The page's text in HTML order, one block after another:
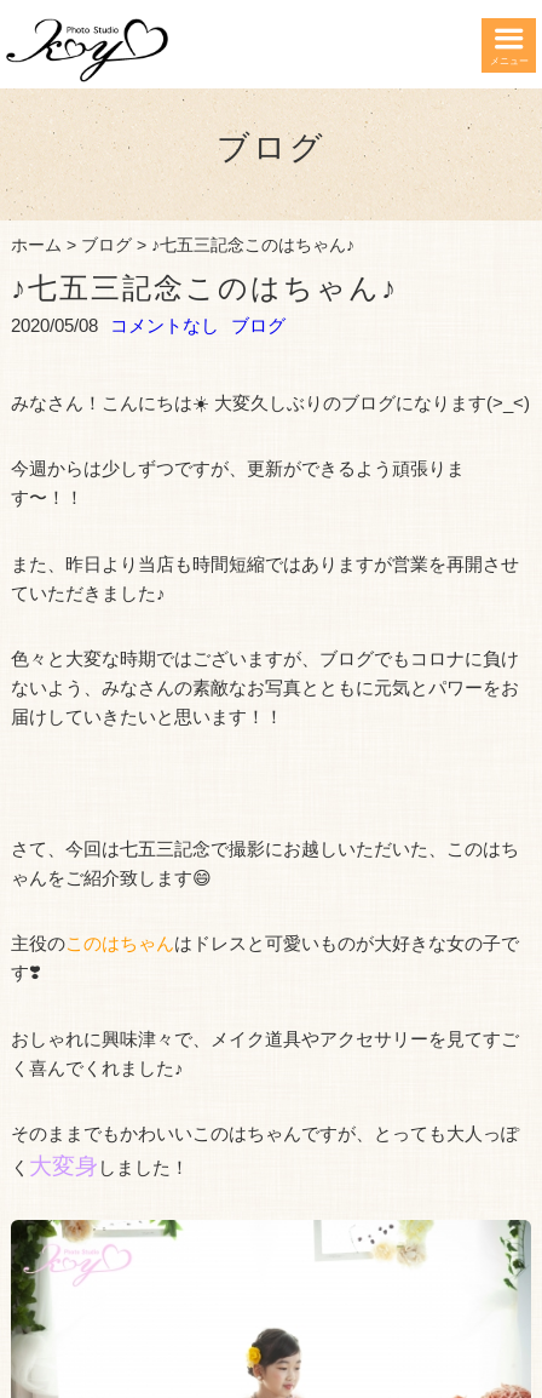
メニュー
ブログ
ホーム > ブログ> ♪七五三記念このはちゃん♪
♪七五三記念このはちゃん♪
2020/05/08 コメントなし ブログ
みなさん！こんにちは☀️ 大変久しぶりのブログになります(>_<)
今週からは少しずつですが、更新ができるよう頑張りま
す〜！！
また、昨日より当店も時間短縮ではありますが営業を再開させ
ていただきました♪
色々と大変な時期ではございますが、ブログでもコロナに負け
ないよう、みなさんの素敵なお写真とともに元気とパワーをお
届けしていきたいと思います！！
さて、今回は七五三記念で撮影にお越しいただいた、このはち
ゃんをご紹介致します😄
主役のこのはちゃんはドレスと可愛いものが大好きな女の子で
す❣️
おしゃれに興味津々で、メイク道具やアクセサリーを見てすご
く喜んでくれました♪
そのままでもかわいいこのはちゃんですが、とっても大人っぽ
く 大変身 しました！